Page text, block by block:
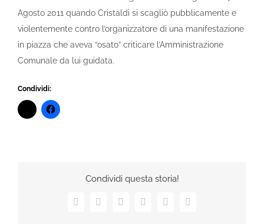
Agosto 2011 quando Cristaldi si scagliò pubblicamente e
violentemente contro l’organizzatore di una manifestazione
in piazza che aveva “osato” criticare l’Amministrazione
Comunale da lui guidata.
Condividi:
Condividi questa storia!
Facebook
X LinkedInTumblrPinterestEmail